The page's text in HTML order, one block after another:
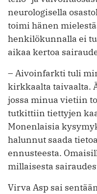
neurologisella
toimi hänen
henkilökunnalla ei
aikaa kertoa
– Aivoinfarkti tuli
kirkkaalta taivaalta.
jossa minua vietiin
tutkittiin tiettyjen
Monenlaisia
halunnut saada
ennusteesta.
millaisesta
Virva Asp sai